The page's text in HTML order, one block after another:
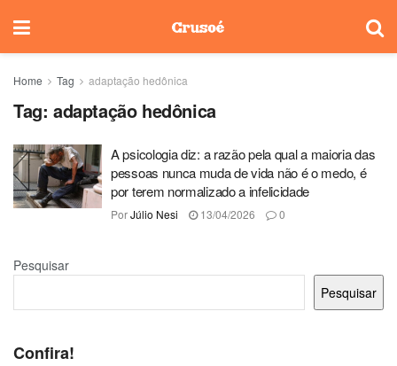
Home Tag adaptação hedônica
Tag: adaptação hedônica
A psicologia diz: a razão pela qual a maioria das
pessoas nunca muda de vida não é o medo, é
por terem normalizado a infelicidade
PorJúlio Nesi 13/04/2026 0
Pesquisar
Pesquisar
Confira!